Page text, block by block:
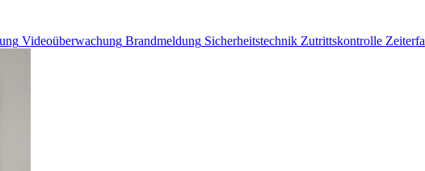
Videoüberwachung Brandmeldung Sicherheitstechnik Zutrittskontrolle